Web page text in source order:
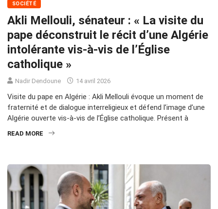
SOCIÉTÉ
Akli Mellouli, sénateur : « La visite du
pape déconstruit le récit d’une Algérie
intolérante vis-à-vis de l’Église
catholique »
Nadir Dendoune 14 avril 2026
Visite du pape en Algérie : Akli Mellouli évoque un moment de
fraternité et de dialogue interreligieux et défend l’image d’une
Algérie ouverte vis-à-vis de l’Église catholique. Présent à
READ MORE